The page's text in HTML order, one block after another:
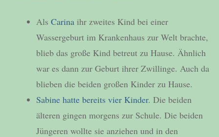
Als Carina ihr zweites Kind bei einer
Wassergeburt im Krankenhaus zur Welt brachte,
blieb das große Kind betreut zu Hause. Ähnlich
war es dann zur Geburt ihrer Zwillinge. Auch da
blieben die beiden großen Kinder zu Hause.
Sabine hatte bereits vier Kinder. Die beiden
älteren gingen morgens zur Schule. Die beiden
Jüngeren wollte sie anziehen und in den